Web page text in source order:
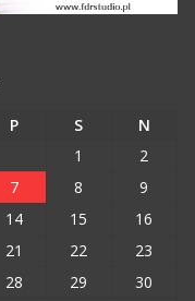
P S
N
1
2
7 8
9
14 15
16
21 22
23
28 29
30